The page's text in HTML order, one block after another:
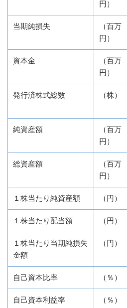
円）
当期純損失
（百万
円）
資本金
（百万
円）
発行済株式総数 （株）
純資産額
（百万
円）
総資産額
（百万
円）
１株当たり純資産額 （円）
１株当たり配当額 （円）
１株当たり当期純損失
金額
（円）
自己資本比率 （％）
自己資本利益率 （％）